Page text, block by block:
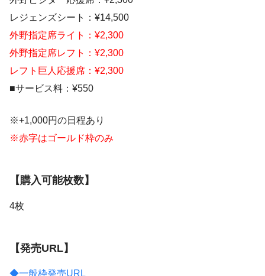
レジェンズシート：¥14,500
外野指定席ライト：¥2,300
外野指定席レフト：¥2,300
レフト巨人応援席：¥2,300
■サービス料：¥550
※+1,000円の日程あり
※赤字はゴールド枠のみ
【購入可能枚数】
4枚
【発売URL】
◆一般枠発売URL